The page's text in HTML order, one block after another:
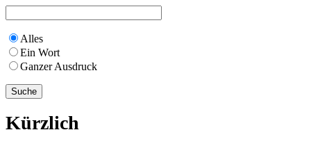
Alles
Ein Wort
Ganzer Ausdruck
Kürzlich